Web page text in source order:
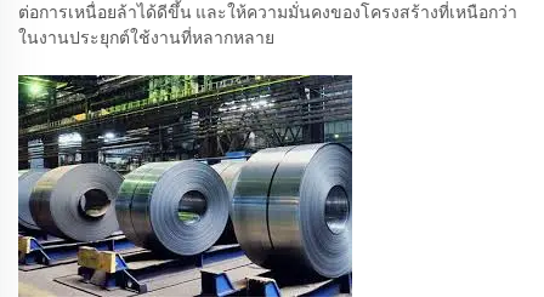
ต่อการเหนื่อยล้าได้ดีขึ้น และให้ความมั่นคงของโครงสร้างที่เหนือกว่า
ในงานประยุกต์ใช้งานที่หลากหลาย